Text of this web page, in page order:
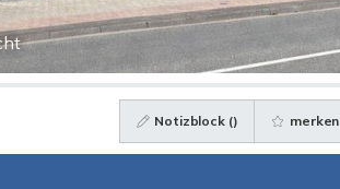
Notizblock () merken